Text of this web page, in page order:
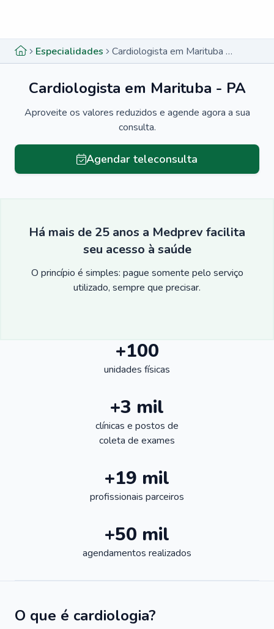
Especialidades Cardiologista em Marituba - PA
Cardiologista em Marituba - PA
Aproveite os valores reduzidos e agende agora a sua
consulta.
Agendar teleconsulta
Há mais de 25 anos a Medprev facilita
seu acesso à saúde
O princípio é simples: pague somente pelo serviço
utilizado, sempre que precisar.
+100
unidades físicas
+3 mil
clínicas e postos de
coleta de exames
+19 mil
profissionais parceiros
+50 mil
agendamentos realizados
O que é cardiologia?